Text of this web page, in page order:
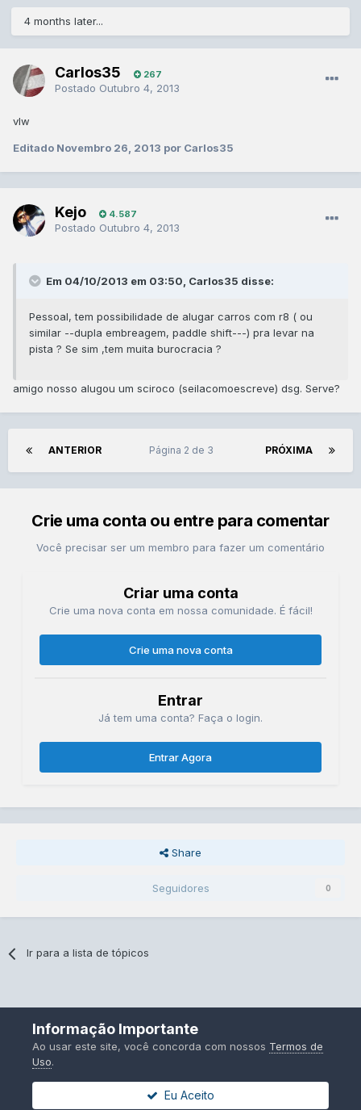
4 months later...
Carlos35 267
Postado Outubro 4, 2013
vlw
Editado Novembro 26, 2013 por Carlos35
Kejo 4.587
Postado Outubro 4, 2013
Em 04/10/2013 em 03:50, Carlos35 disse:
Pessoal, tem possibilidade de alugar carros com r8 ( ou
similar --dupla embreagem, paddle shift---) pra levar na
pista ? Se sim ,tem muita burocracia ?
amigo nosso alugou um sciroco (seilacomoescreve) dsg. Serve?
ANTERIOR PRÓXIMA
Página 2 de 3
Crie uma conta ou entre para comentar
Você precisar ser um membro para fazer um comentário
Criar uma conta
Crie uma nova conta em nossa comunidade. É fácil!
Crie uma nova conta
Entrar
Já tem uma conta? Faça o login.
Entrar Agora
Share
Seguidores 0
Ir para a lista de tópicos
Powered by Invision Community
Informação Importante
Ao usar este site, você concorda com nossos Termos de
Uso.
Eu Aceito